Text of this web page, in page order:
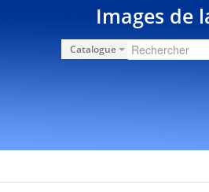
Images de
Catalogue